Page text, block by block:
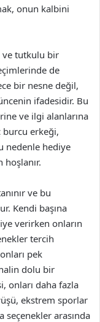
onun kalbini
ve tutkulu bir
de
bir nesne değil,
ifadesidir. Bu
ve ilgi alanlarına
erkeği,
nedenle hediye
hoşlanır.
ve bu
Kendi başına
verirken onların
tercih
pek
dolu bir
onları daha fazla
ekstrem sporlar
arasında